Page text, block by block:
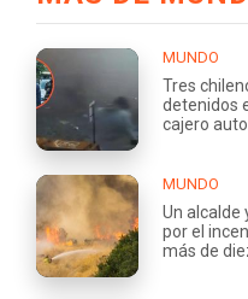
MUNDO
Tres
detenidos
cajero
MUNDO
Un alcalde
por el
más de